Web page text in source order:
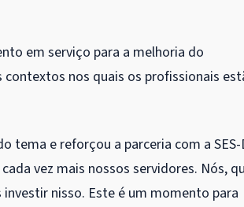
em serviço para a melhoria do
nos quais os profissionais
tema e reforçou a parceria com a SES-
vez mais nossos servidores. Nós,
nisso. Este é um momento para